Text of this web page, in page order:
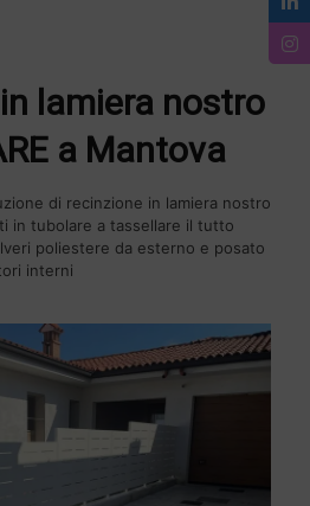
lamiera nostro
a Mantova
di recinzione in lamiera nostro
in tubolare a tassellare il tutto
poliestere da esterno e posato
interni